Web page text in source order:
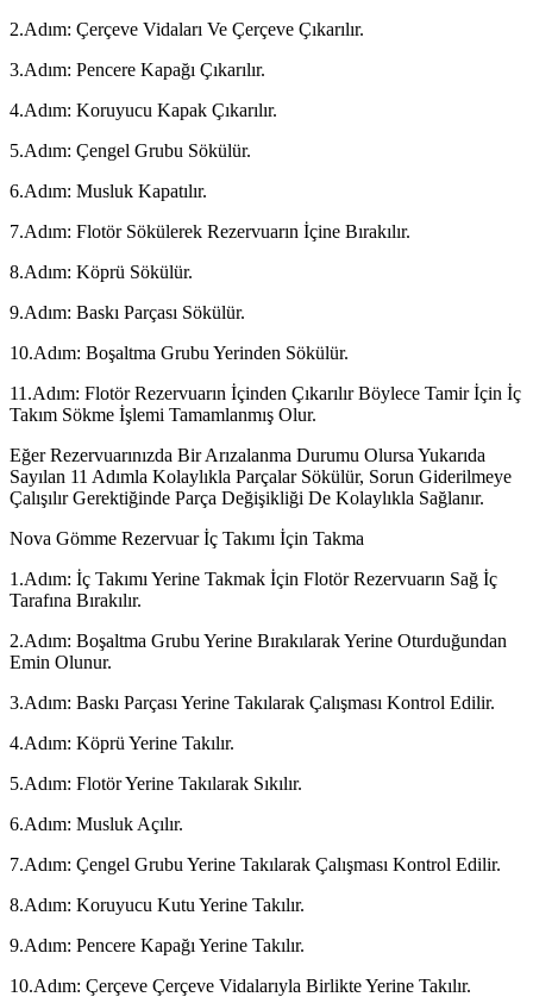
2.Adım: Çerçeve Vidaları Ve Çerçeve Çıkarılır.
3.Adım: Pencere Kapağı Çıkarılır.
4.Adım: Koruyucu Kapak Çıkarılır.
5.Adım: Çengel Grubu Sökülür.
6.Adım: Musluk Kapatılır.
7.Adım: Flotör Sökülerek Rezervuarın İçine Bırakılır.
8.Adım: Köprü Sökülür.
9.Adım: Baskı Parçası Sökülür.
10.Adım: Boşaltma Grubu Yerinden Sökülür.
11.Adım: Flotör Rezervuarın İçinden Çıkarılır Böylece Tamir İçin İç
Takım Sökme İşlemi Tamamlanmış Olur.
Eğer Rezervuarınızda Bir Arızalanma Durumu Olursa Yukarıda
Sayılan 11 Adımla Kolaylıkla Parçalar Sökülür, Sorun Giderilmeye
Çalışılır Gerektiğinde Parça Değişikliği De Kolaylıkla Sağlanır.
Nova Gömme Rezervuar İç Takımı İçin Takma
1.Adım: İç Takımı Yerine Takmak İçin Flotör Rezervuarın Sağ İç
Tarafına Bırakılır.
2.Adım: Boşaltma Grubu Yerine Bırakılarak Yerine Oturduğundan
Emin Olunur.
3.Adım: Baskı Parçası Yerine Takılarak Çalışması Kontrol Edilir.
4.Adım: Köprü Yerine Takılır.
5.Adım: Flotör Yerine Takılarak Sıkılır.
6.Adım: Musluk Açılır.
7.Adım: Çengel Grubu Yerine Takılarak Çalışması Kontrol Edilir.
8.Adım: Koruyucu Kutu Yerine Takılır.
9.Adım: Pencere Kapağı Yerine Takılır.
10.Adım: Çerçeve Çerçeve Vidalarıyla Birlikte Yerine Takılır.